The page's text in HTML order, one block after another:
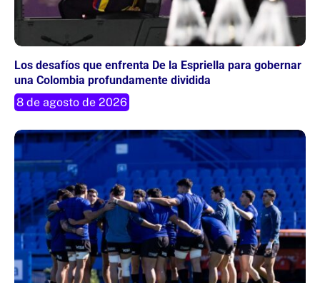
Los desafíos que enfrenta De la Espriella para gobernar
una Colombia profundamente dividida
8 de agosto de 2026